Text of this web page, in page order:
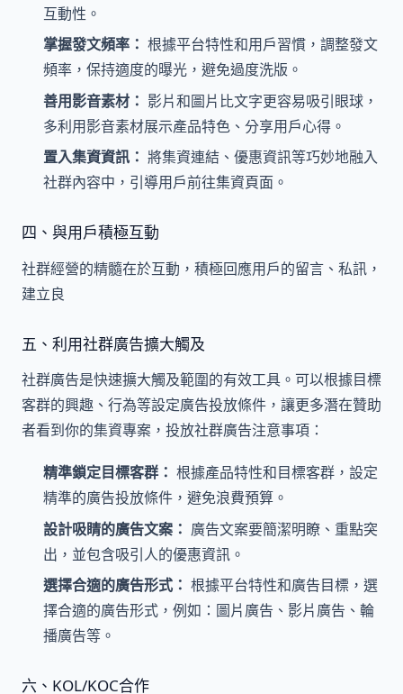
互動性。
掌握發文頻率： 根據平台特性和用戶習慣，調整發文
頻率，保持適度的曝光，避免過度洗版。
善用影音素材： 影片和圖片比文字更容易吸引眼球，
多利用影音素材展示產品特色、分享用戶心得。
置入集資資訊： 將集資連結、優惠資訊等巧妙地融入
社群內容中，引導用戶前往集資頁面。
四、與用戶積極互動
社群經營的精髓在於互動，積極回應用戶的留言、私訊，
建立良
五、利用社群廣告擴大觸及
社群廣告是快速擴大觸及範圍的有效工具。可以根據目標
客群的興趣、行為等設定廣告投放條件，讓更多潛在贊助
者看到你的集資專案，投放社群廣告注意事項：
精準鎖定目標客群： 根據產品特性和目標客群，設定
精準的廣告投放條件，避免浪費預算。
設計吸睛的廣告文案： 廣告文案要簡潔明瞭、重點突
出，並包含吸引人的優惠資訊。
選擇合適的廣告形式： 根據平台特性和廣告目標，選
擇合適的廣告形式，例如：圖片廣告、影片廣告、輪
播廣告等。
六、KOL/KOC合作